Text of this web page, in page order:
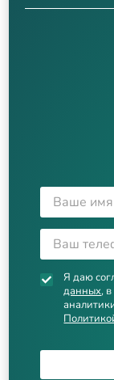
Я даю
данных,